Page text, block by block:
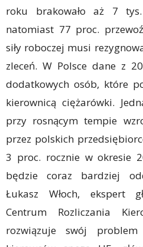
roku brakowało aż 7
natomiast 77 proc.
siły roboczej musi
zleceń. W Polsce dane z
dodatkowych osób, które
kierownicą ciężarówki.
przy rosnącym tempie
przez polskich
3 proc. rocznie w okresie
będzie coraz bardziej
Łukasz Włoch, ekspert
Centrum Rozliczania
rozwiązuje swój